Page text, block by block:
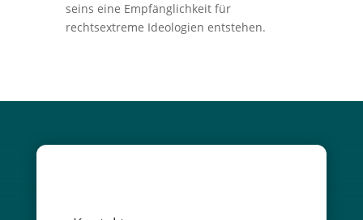
seins eine Empfänglichkeit für
rechtsextreme Ideologien entstehen.